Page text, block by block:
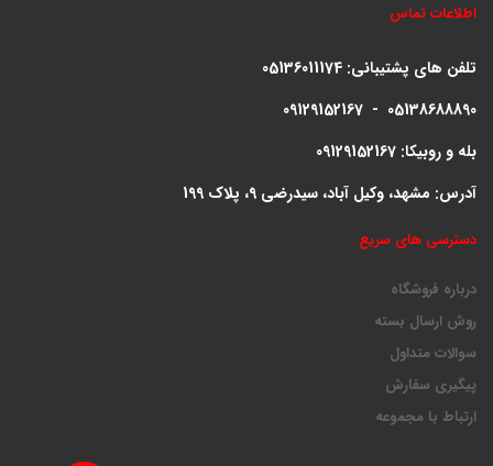
اطلاعات تماس
تلفن های پشتیبانی: 05136011174
09129152167 - 05138688890
بله و روبیکا: 09129152167
آدرس: مشهد، وکیل آباد، سیدرضی 9، پلاک 199
دسترسی های سریع
درباره فروشگاه
روش ارسال بسته
سوالات متداول
پیگیری سفارش
ارتباط با مجموعه